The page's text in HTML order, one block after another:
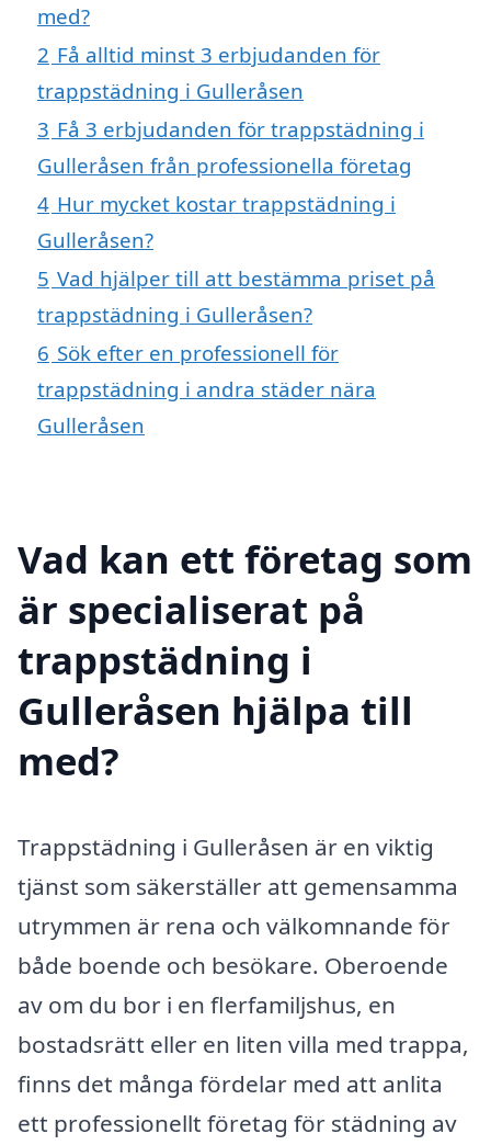
med?
2 Få alltid minst 3 erbjudanden för
trappstädning i Gulleråsen
3 Få 3 erbjudanden för trappstädning i
Gulleråsen från professionella företag
4 Hur mycket kostar trappstädning i
Gulleråsen?
5 Vad hjälper till att bestämma priset på
trappstädning i Gulleråsen?
6 Sök efter en professionell för
trappstädning i andra städer nära
Gulleråsen
Vad kan ett företag som
är specialiserat på
trappstädning i
Gulleråsen hjälpa till
med?
Trappstädning i Gulleråsen är en viktig
tjänst som säkerställer att gemensamma
utrymmen är rena och välkomnande för
både boende och besökare. Oberoende
av om du bor i en flerfamiljshus, en
bostadsrätt eller en liten villa med trappa,
finns det många fördelar med att anlita
ett professionellt företag för städning av